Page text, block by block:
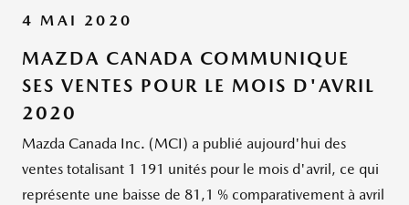
4 MAI 2020
MAZDA CANADA COMMUNIQUE
SES VENTES POUR LE MOIS D'AVRIL
2020
Mazda Canada Inc. (MCI) a publié aujourd'hui des
ventes totalisant 1 191 unités pour le mois d'avril, ce qui
représente une baisse de 81,1 % comparativement à avril